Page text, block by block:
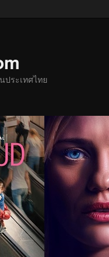
ประเทศไทย